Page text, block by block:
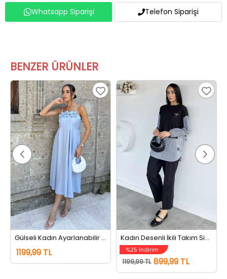
Gülseli Kadın Ayarlanabilir Askılı Gül Figürlü Bluz Bel Lastikli Pantolon İkili Takım Mavi
1199,99 TL
Kadın Desenli İkili Takım Siyah Çizgili
%25 İndirim
1199,99 TL 899,99 TL